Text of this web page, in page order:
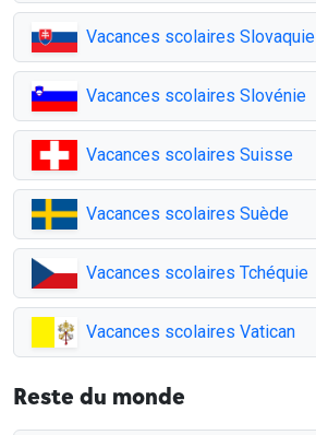
Vacances scolaires Slovaquie
Vacances scolaires Slovénie
Vacances scolaires Suisse
Vacances scolaires Suède
Vacances scolaires Tchéquie
Vacances scolaires Vatican
Reste du monde